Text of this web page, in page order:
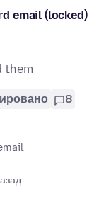
email (locked)
them
8